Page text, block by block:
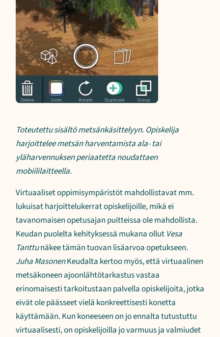
Toteutettu sisältö metsänkäsittelyyn. Opiskelija
harjoittelee metsän harventamista ala- tai
yläharvennuksen periaatetta noudattaen
mobiililaitteella.
Virtuaaliset oppimisympäristöt mahdollistavat mm.
lukuisat harjoittelukerrat opiskelijoille, mikä ei
tavanomaisen opetusajan puitteissa ole mahdollista.
Keudan puolelta kehityksessä mukana ollut Vesa
Tanttunäkee tämän tuovan lisäarvoa opetukseen.
Juha MasonenKeudalta kertoo myös, että virtuaalinen
metsäkoneen ajoonlähtötarkastus vastaa
erinomaisesti tarkoitustaan palvella opiskelijoita, jotka
eivät ole päässeet vielä konkreettisesti konetta
käyttämään. Kun koneeseen on jo ennalta tutustuttu
virtuaalisesti, on opiskelijoilla jo varmuus ja valmiudet